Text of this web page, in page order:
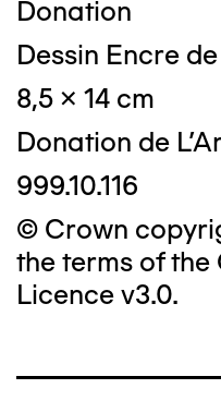
Donation
Dessin Encre
8,5 x 14 cm
Donation de
999.10.116
© Crown
the terms of the
Licence v3.0.